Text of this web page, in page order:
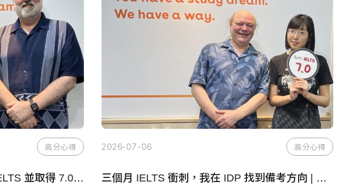
高分心得
為留學目標努力：我如何準備 IELTS 並取得 7.0分數 | Cherry - IDP 台中雅思學校
2026-07-06 高分心得
三個月 IELTS 衝刺，我在 IDP 找到備考方向 | Wayu - IDP 台中雅思學校